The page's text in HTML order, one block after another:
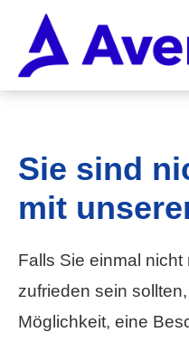
Sie sind
mit
Falls Sie einmal
zufrieden sein
Möglichkeit, eine